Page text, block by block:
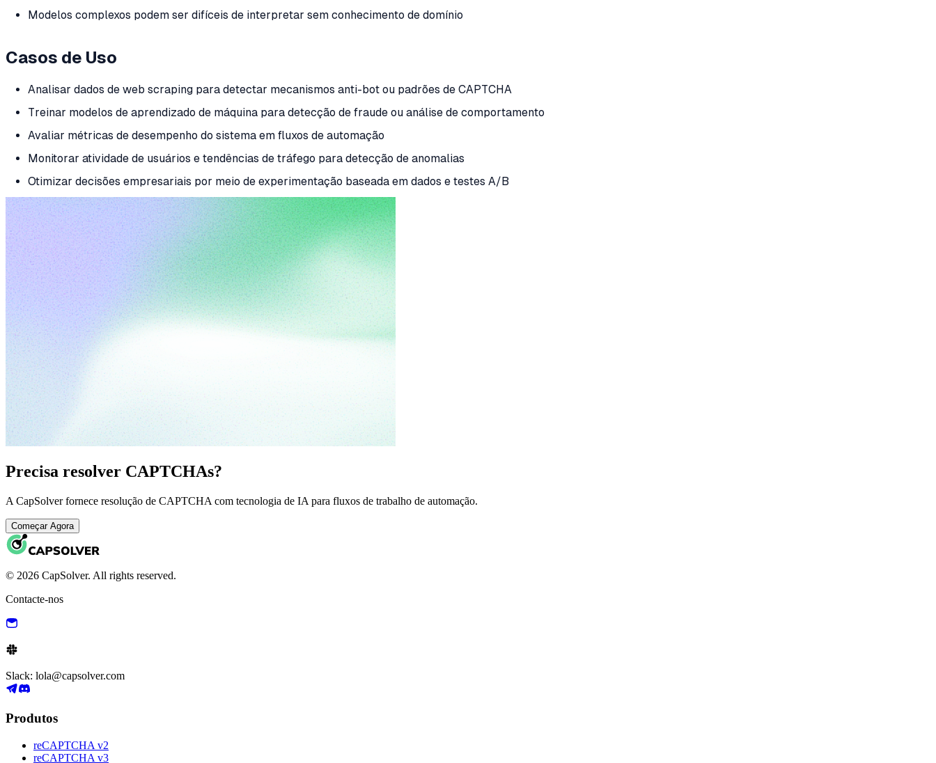
Modelos complexos podem ser difíceis de interpretar sem conhecimento de domínio
Casos de Uso
Analisar dados de web scraping para detectar mecanismos anti-bot ou padrões de CAPTCHA
Treinar modelos de aprendizado de máquina para detecção de fraude ou análise de comportamento
Avaliar métricas de desempenho do sistema em fluxos de automação
Monitorar atividade de usuários e tendências de tráfego para detecção de anomalias
Otimizar decisões empresariais por meio de experimentação baseada em dados e testes A/B
Precisa resolver CAPTCHAs?
A CapSolver fornece resolução de CAPTCHA com tecnologia de IA para fluxos de trabalho de automação.
Começar Agora
© 2026 CapSolver. All rights reserved.
Contacte-nos
Slack: lola@capsolver.com
Produtos
reCAPTCHA v2
reCAPTCHA v3